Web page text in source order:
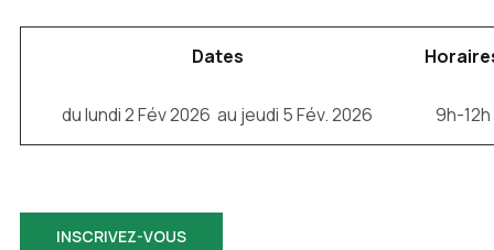
Dates
du lundi 2 Fév 2026 au jeudi 5 Fév. 2026 9h-12h
INSCRIVEZ-VOUS